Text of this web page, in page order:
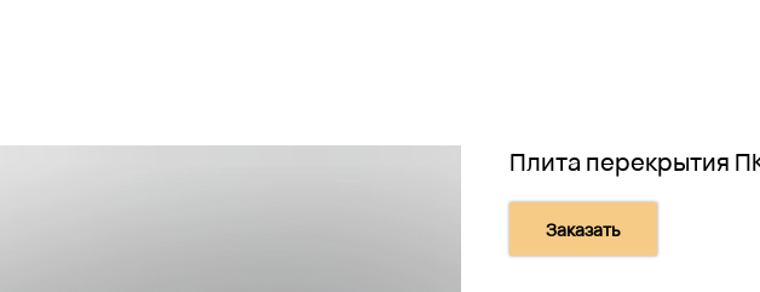
Плита перекрытия
Заказать